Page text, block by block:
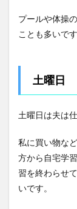
プールや体操
ことも多いです
土曜日
土曜日は夫は
私に買い物な
方から自宅学
習を終わらせ
いです。